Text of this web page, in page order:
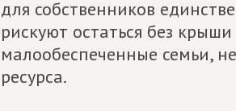
для собственников
рискуют остаться без
малообеспеченные семьи,
ресурса.